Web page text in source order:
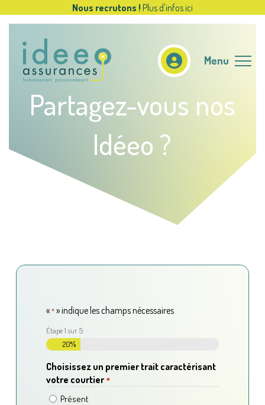
Nous recrutons ! Plus d'infos ici
Menu
Partagez-vous nos
Idéeo ?
«*» indique les champs nécessaires
Étape1 sur5
20%
Choisissez un premier trait caractérisant
votre courtier *
Présent